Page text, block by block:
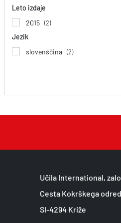
Leto izdaje
2015 (2)
Jezik
slovenščina (2)
Učila International,
Cesta Kokrškega
SI-4294 Križe